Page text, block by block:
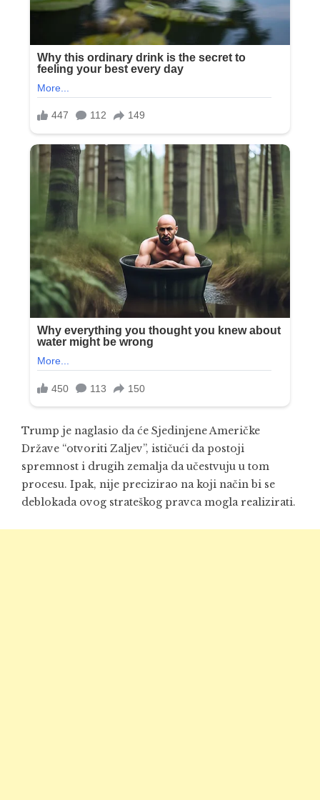
Trump je naglasio da će Sjedinjene Američke
Države “otvoriti Zaljev”, ističući da postoji
spremnost i drugih zemalja da učestvuju u tom
procesu. Ipak, nije precizirao na koji način bi se
deblokada ovog strateškog pravca mogla realizirati.